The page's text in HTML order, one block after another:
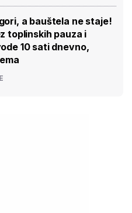
a bauštela ne staje!
toplinskih pauza i
10 sati dnevno,